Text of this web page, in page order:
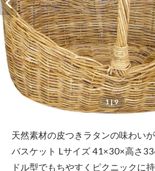
1| 9
天然素材の皮つきラタンの味わい
バスケット Lサイズ 41×30×高さ
ドル型でもちやすくピクニックに